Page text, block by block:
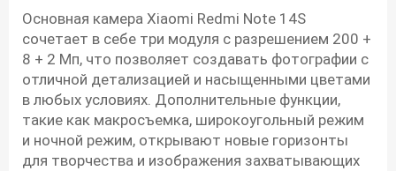
Основная камера Xiaomi Redmi Note 14S
сочетает в себе три модуля с разрешением 200 +
8 + 2 Мп, что позволяет создавать фотографии с
отличной детализацией и насыщенными цветами
в любых условиях. Дополнительные функции,
такие как макросъемка, широкоугольный режим
и ночной режим, открывают новые горизонты
для творчества и изображения захватывающих